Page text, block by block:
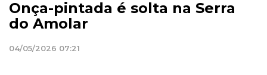
Onça-pintada é solta na Serra
do Amolar
04/05/2026 07:21